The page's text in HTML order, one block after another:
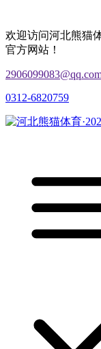
欢迎访问河北熊猫
官方网站！
0312-6820759